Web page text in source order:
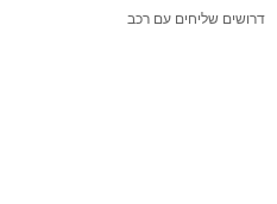
דרושים שליחים עם רכב